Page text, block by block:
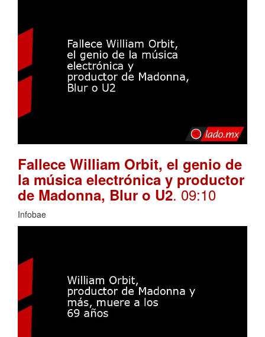
Fallece William Orbit, el genio de
la música electrónica y productor
de Madonna, Blur o U2. 09:10
Infobae